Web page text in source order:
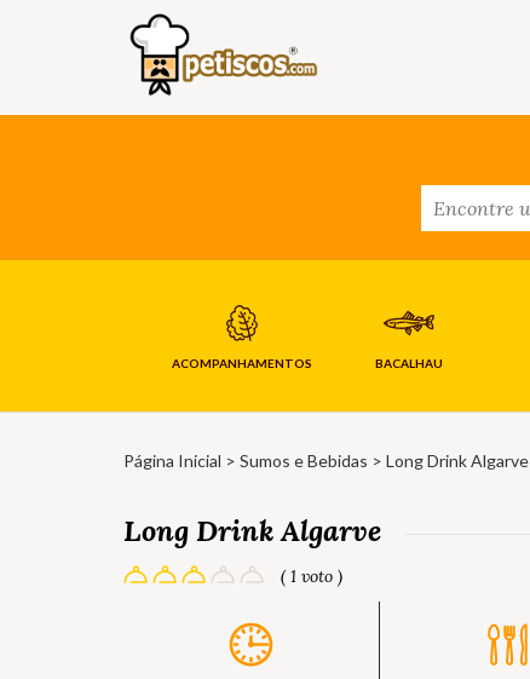
ACOMPANHAMENTOS BACALHAU
Página Inicial > Sumos e Bebidas > Long Drink Algarve
Long Drink Algarve
( 1 voto )